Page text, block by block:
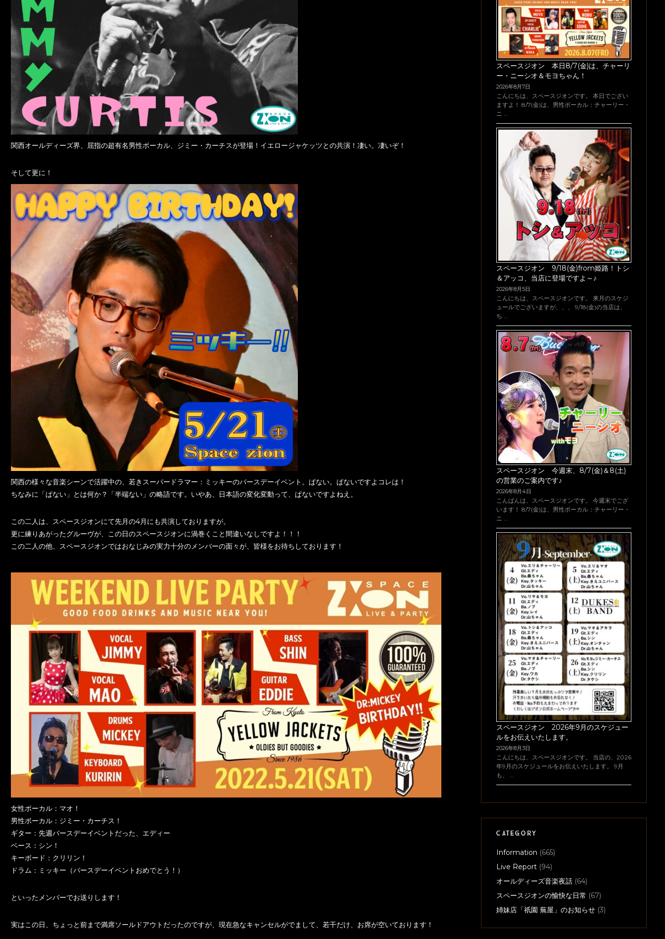
関西オールディーズ界、屈指の超有名男性ボーカル、ジミー・カーチスが登場！イエロージャケッツとの共演！凄い。凄いぞ！
そして更に！
関西の様々な音楽シーンで活躍中の、若きスーパードラマー：ミッキーのバースデーイベント。ぱない。ぱないですよコレは！
ちなみに「ぱない」とは何か？「半端ない」の略語です。いやあ、日本語の変化変動って、ぱないですよねえ。
この二人は、スペースジオンにて先月の4月にも共演しておりますが。
更に練りあがったグルーヴが、この日のスペースジオンに渦巻くこと間違いなしですよ！！！
この二人の他、スペースジオンではおなじみの実力十分のメンバーの面々が、皆様をお待ちしております！
女性ボーカル：マオ！
男性ボーカル：ジミー・カーチス！
ギター：先週バースデーイベントだった、エディー
ベース：シン！
キーボード：クリリン！
ドラム：ミッキー（バースデーイベントおめでとう！）
といったメンバーでお送りします！
実はこの日、ちょっと前まで満席ソールドアウトだったのですが、現在急なキャンセルがでまして、若干だけ、お席が空いております！
スペースジオン 本日8/7(金)は、チャーリ
ー・ニーシオ＆モヨちゃん！
2026年8月7日
こんにちは、スペースジオンです。 本日でござい
ますよ！ 8/7(金)は、男性ボーカル：チャーリー・
ニ …
スペースジオン 9/18(金)from姫路！トシ
＆アッコ、当店に登場ですよ～♪
2026年8月5日
こんにちは、スペースジオンです。 来月のスケジ
ュールでございますが、、、 9/18(金)の当店は、
ち …
スペースジオン 今週末、8/7(金)＆8(土)
の営業のご案内です♪
2026年8月4日
こんばんは、スペースジオンです。 今週末でござ
います！ 8/7(金)は、男性ボーカル：チャーリー・
ニ …
スペースジオン 2026年9月のスケジュー
ルをお伝えいたします。
2026年8月3日
こんにちは、スペースジオンです。 当店の、2026
年9月のスケジュールをお伝えいたします。 9月
も、 …
CATEGORY
Information (665)
Live Report (94)
オールディーズ音楽夜話 (64)
スペースジオンの愉快な日常 (67)
姉妹店「祇園 蕪屋」のお知らせ (3)